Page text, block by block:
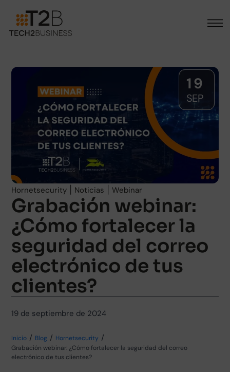
19
SEP
Hornetsecurity Noticias Webinar
Grabación webinar:
¿Cómo fortalecer la
seguridad del correo
electrónico de tus
clientes?
19 de septiembre de 2024
Inicio Blog
Hornetsecurity
Grabación webinar: ¿Cómo fortalecer la seguridad del correo
electrónico de tus clientes?